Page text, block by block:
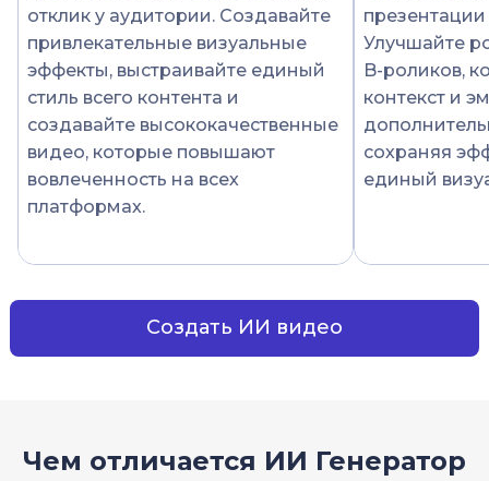
отклик у аудитории. Создавайте
привлекательные визуальные
эффекты, выстраивайте единый
стиль всего контента и
создавайте высококачественные
видео, которые повышают
вовлеченность на всех
платформах.
Улучшайте
B-роликов,
контекст и
сохраняя
единый
Создать ИИ видео
Чем отличается ИИ Генератор